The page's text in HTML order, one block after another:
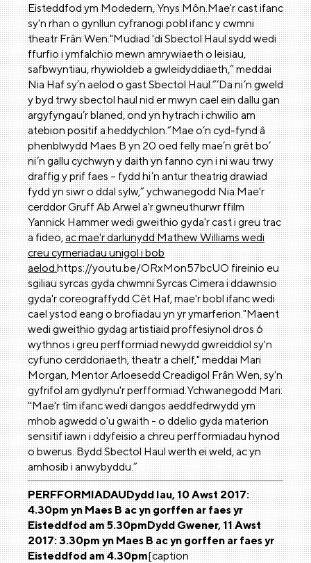
Eisteddfod ym Modedern, Ynys Môn.Mae'r cast ifanc
sy'n rhan o gynllun cyfranogi pobl ifanc y cwmni
theatr Frân Wen."Mudiad 'di Sbectol Haul sydd wedi
ffurfio i ymfalchïo mewn amrywiaeth o leisiau,
safbwyntiau, rhywioldeb a gwleidyddiaeth,” meddai
Nia Haf sy’n aelod o gast Sbectol Haul.“‘Da ni’n gweld
y byd trwy sbectol haul nid er mwyn cael ein dallu gan
argyfyngau’r blaned, ond yn hytrach i chwilio am
atebion positif a heddychlon.“Mae o’n cyd-fynd â
phenblwydd Maes B yn 20 oed felly mae’n grêt bo’
ni’n gallu cychwyn y daith yn fanno cyn i ni wau trwy
draffig y prif faes – fydd hi’n antur theatrig drawiad
fydd yn siwr o ddal sylw,” ychwanegodd Nia.Mae'r
cerddor Gruff Ab Arwel a'r gwneuthurwr ffilm
Yannick Hammer wedi gweithio gyda'r cast i greu trac
a fideo,ac mae'r darlunydd Mathew Williams wedi
creu cymeriadau unigol i bob
aelod.https://youtu.be/ORxMon57bcUO fireinio eu
sgiliau syrcas gyda chwmni Syrcas Cimera i ddawnsio
gyda'r coreograffydd Cêt Haf, mae'r bobl ifanc wedi
cael ystod eang o brofiadau yn yr ymarferion."Maent
wedi gweithio gydag artistiaid proffesiynol dros 6
wythnos i greu perfformiad newydd gwreiddiol sy'n
cyfuno cerddoriaeth, theatr a chelf," meddai Mari
Morgan, Mentor Arloesedd Creadigol Frân Wen, sy'n
gyfrifol am gydlynu'r perfformiad.Ychwanegodd Mari:
''Mae'r tîm ifanc wedi dangos aeddfedrwydd ym
mhob agwedd o'u gwaith - o ddelio gyda materion
sensitif iawn i ddyfeisio a chreu perfformiadau hynod
o bwerus. Bydd Sbectol Haul werth ei weld, ac yn
amhosib i anwybyddu.”
PERFFORMIADAUDydd Iau, 10 Awst 2017:
4.30pm yn Maes B ac yn gorffen ar faes yr
Eisteddfod am 5.30pmDydd Gwener, 11 Awst
2017: 3.30pm yn Maes B ac yn gorffen ar faes yr
Eisteddfod am 4.30pm[caption